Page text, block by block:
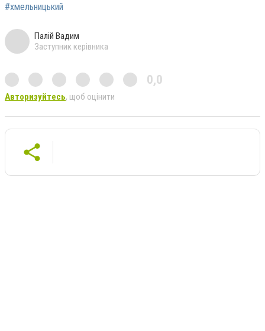
#хмельницький
Палій Вадим
Заступник керівника
0,0
Авторизуйтесь, щоб оцінити